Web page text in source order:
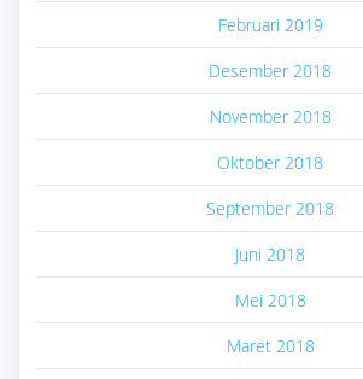
Februari 2019
Desember 2018
November 2018
Oktober 2018
September 2018
Juni 2018
Mei 2018
Maret 2018